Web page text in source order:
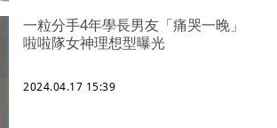
一粒分手4年學長男友「痛哭一晚」
啦啦隊女神理想型曝光
2024.04.17 15:39